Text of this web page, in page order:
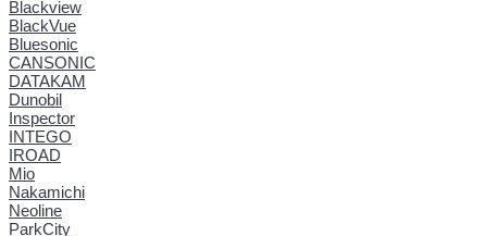
Blackview
BlackVue
Bluesonic
CANSONIC
DATAKAM
Dunobil
Inspector
INTEGO
IROAD
Mio
Nakamichi
Neoline
ParkCity